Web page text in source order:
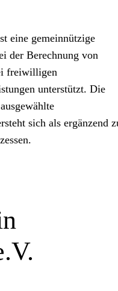
eine gemeinnützige
der Berechnung von
freiwilligen
unterstützt. Die
sich als ergänzend